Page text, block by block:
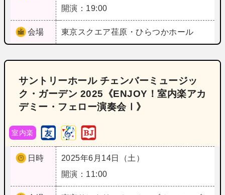
開演：19:00
会場 東京スクエア荏原・ひらつかホール
サントリーホール チェンバーミュージッ
ク・ガーデン 2025《ENJOY！室内楽アカ
デミー・フェロー演奏会Ⅰ》
室内楽
日時
2025年6月14日（土）
開演：11:00